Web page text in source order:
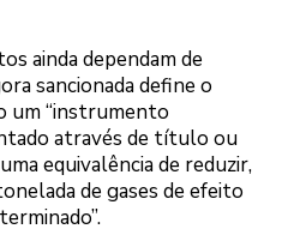
ainda dependam de
sancionada define o
um “instrumento
através de título ou
equivalência de reduzir,
de gases de efeito